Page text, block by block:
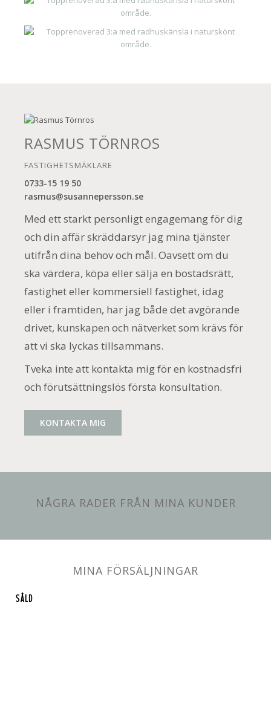
RASMUS TÖRNROS
FASTIGHETSMÄKLARE
0733-15 19 50
rasmus@susannepersson.se
Med ett starkt personligt engagemang för dig
och din affär skräddarsyr jag mina tjänster
utifrån dina behov och mål. Oavsett om du
ska värdera, köpa eller sälja en bostadsrätt,
fastighet eller kommersiell fastighet, idag
eller i framtiden, har jag både det avgörande
drivet, kunskapen och nätverket som krävs för
att vi ska lyckas tillsammans.
Tveka inte att kontakta mig för en kostnadsfri
och förutsättningslös första konsultation.
KONTAKTA MIG
NÅGRA RADER FRÅN MINA KUNDER
MINA FÖRSÄLJNINGAR
SÅLD